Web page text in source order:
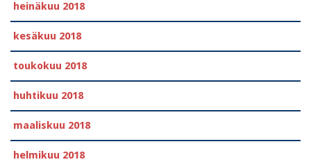
heinäkuu 2018
kesäkuu 2018
toukokuu 2018
huhtikuu 2018
maaliskuu 2018
helmikuu 2018